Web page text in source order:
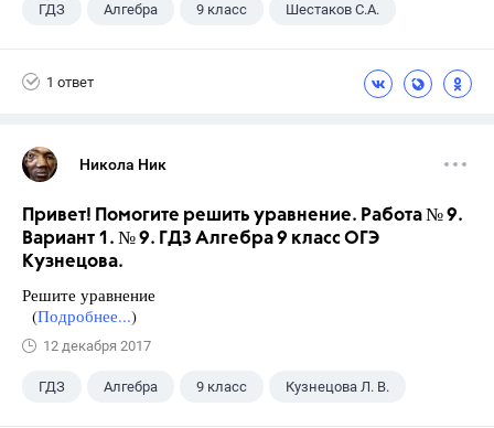
ГДЗ Алгебра 9 класс Шестаков С.А.
1 ответ
Никола Ник
Привет! Помогите решить уравнение. Работа № 9.
Вариант 1. № 9. ГДЗ Алгебра 9 класс ОГЭ
Кузнецова.
Решите уравнение
(Подробнее...)
12 декабря 2017
ГДЗ Алгебра 9 класс Кузнецова Л. В.